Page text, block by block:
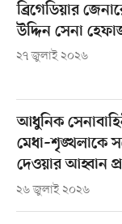
ব্রিগেডিয়ার
উদ্দিন সেনা
২৭ জুলাই ২০২৬
আধুনিক
মেধা–শৃঙ্খলাকে
দেওয়ার আহ্বান
২৬ জুলাই ২০২৬